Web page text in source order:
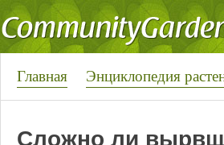
Главная Энциклопедия
Сложно ли